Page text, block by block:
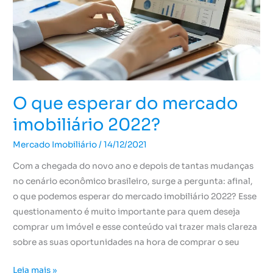
O que esperar do mercado
imobiliário 2022?
Mercado Imobiliário/14/12/2021
Com a chegada do novo ano e depois de tantas mudanças
no cenário econômico brasileiro, surge a pergunta: afinal,
o que podemos esperar do mercado imobiliário 2022? Esse
questionamento é muito importante para quem deseja
comprar um imóvel e esse conteúdo vai trazer mais clareza
sobre as suas oportunidades na hora de comprar o seu
2022?
Leia mais »